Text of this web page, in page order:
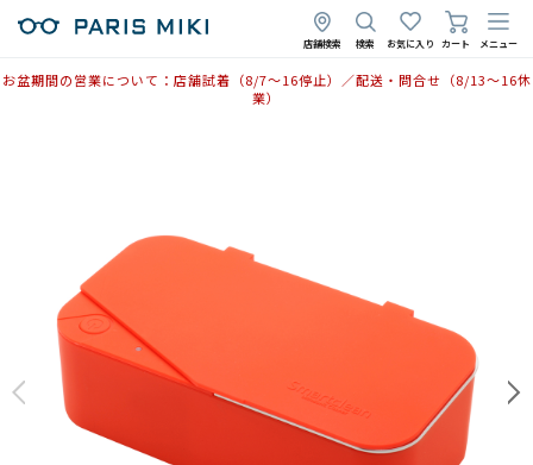
店舗検索 検索 お気に入り カート メニュー
お盆期間の営業について：店舗試着（8/7〜16停止）／配送・問合せ（8/13〜16休
業）